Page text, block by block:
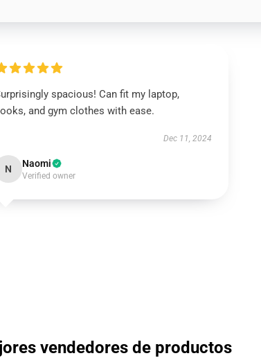
spacious! Can fit my laptop,
and gym clothes with ease.
Dec 11, 2024
N Naomi
Verified owner
vendedores de productos